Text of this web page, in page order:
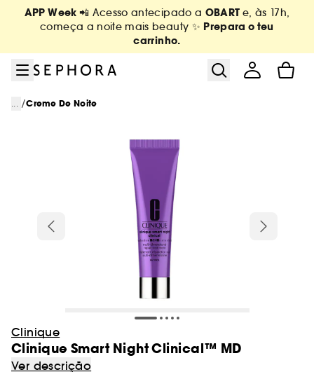
Ir para o menu
Ir para o conteúdo principal
Ir para o rodapé
APP Week 📲 Acesso antecipado a OBART e, às 17h,
começa a noite mais beauty ✨ Prepara o teu
carrinho.
... /Creme De Noite
Clinique
Clinique Smart Night Clinical™ MD
Ver descrição